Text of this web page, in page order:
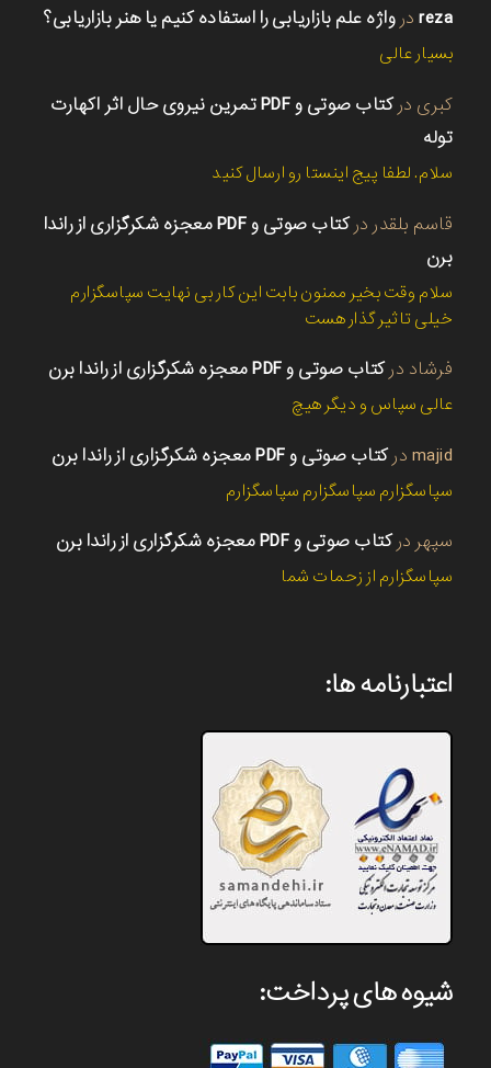
reza در واژه علم بازاریابی را استفاده کنیم یا هنر بازاریابی؟
بسیار عالی
کبری در
کتاب صوتی و PDF تمرین نیروی حال اثر اکهارت
توله
سلام. لطفا پیج اینستا رو ارسال کنید
قاسم بلقدر در
کتاب صوتی و PDF معجزه شکرگزاری از راندا
برن
سلام وقت بخیر ممنون بابت این کار بی نهایت سپاسگزارم
خیلی تاثیر گذار هست
فرشاد درکتاب صوتی و PDF معجزه شکرگزاری از راندا برن
عالی سپاس و دیگر هیچ
majid درکتاب صوتی و PDF معجزه شکرگزاری از راندا برن
سپاسگزارم سپاسگزارم سپاسگزارم
سپهر درکتاب صوتی و PDF معجزه شکرگزاری از راندا برن
سپاسگزارم از زحمات شما
اعتبارنامه ها:
شیوه های پرداخت: